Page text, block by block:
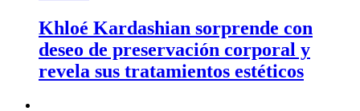
Khloé Kardashian sorprende con
deseo de preservación corporal y
revela sus tratamientos estéticos